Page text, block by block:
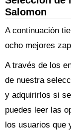
Salomon
A continuación
ocho mejores
A través de los
de nuestra
y adquirirlos si
puedes leer las
los usuarios que